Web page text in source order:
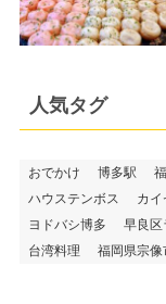
人気タグ
おでかけ 博多駅
ハウステンボス
カイ
ヨドバシ博多
早良区
台湾料理
福岡県宗像